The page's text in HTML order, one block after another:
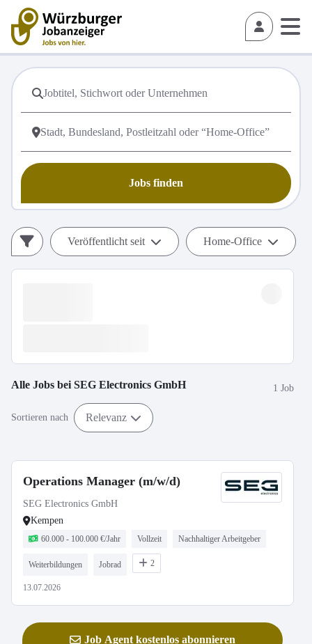
Jobs finden
Veröffentlicht seit Home-Office
Alle Jobs bei SEG Electronics GmbH 1 Job
Sortieren nach Relevanz
Operations Manager (m/w/d)
SEG Electronics GmbH
Kempen
60.000 - 100.000 €/Jahr Vollzeit Nachhaltiger Arbeitgeber
Weiterbildungen Jobrad 2
13.07.2026
Job Agent kostenlos abonnieren